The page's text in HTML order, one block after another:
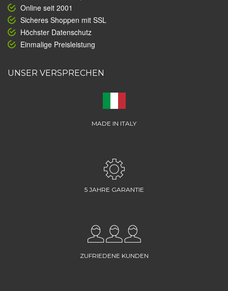
Online seit 2001
Sicheres Shoppen mit SSL
Höchster Datenschutz
Einmalige Preisleistung
UNSER VERSPRECHEN
MADE IN ITALY
5 JAHRE GARANTIE
ZUFRIEDENE KUNDEN